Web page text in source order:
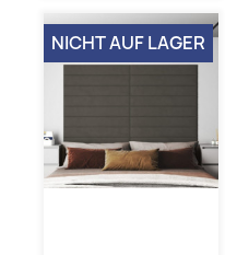
NICHT AUF LAGER